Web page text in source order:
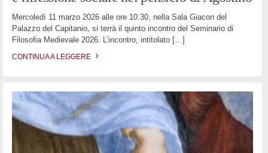
Mercoledì 11 marzo 2026 alle ore 10.30, nella Sala Giacon del
Palazzo del Capitanio, si terrà il quinto incontro del Seminario di
Filosofia Medievale 2026. L’incontro, intitolato […]
CONTINUA A LEGGERE